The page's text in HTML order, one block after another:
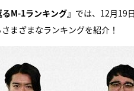
M-1ランキング』 では、12月19
まざまなランキングを紹介！